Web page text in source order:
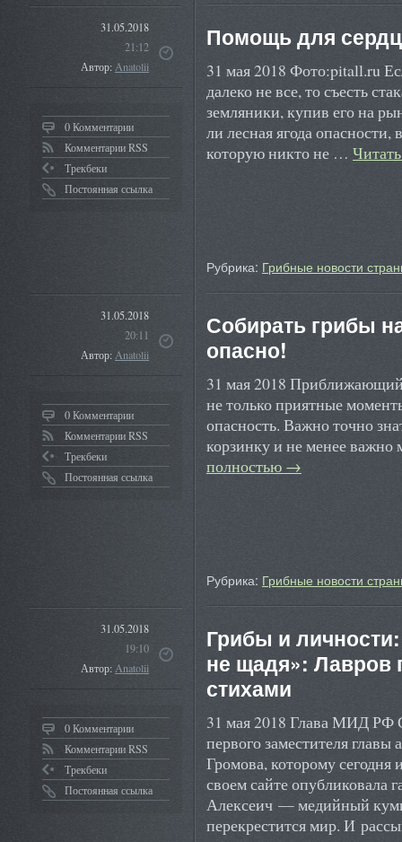
31.05.2018
21:12
Автор:Anatolii
0 Комментарии
Комментарии RSS
Трекбеки
Постоянная ссылка
Помощь для
31 мая 2018 Фото:pitall.ru
далеко не все, то съесть
земляники, купив его на
ли лесная ягода опасности,
которую никто не …
Рубрика: Грибные новости
31.05.2018
20:11
Автор:Anatolii
0 Комментарии
Комментарии RSS
Трекбеки
Постоянная ссылка
Собирать грибы
опасно!
31 мая 2018
не только приятные
опасность. Важно точно
корзинку и не менее
полностью →
Рубрика: Грибные новости
31.05.2018
19:10
Автор:Anatolii
0 Комментарии
Комментарии RSS
Трекбеки
Постоянная ссылка
Грибы и
не щадя»: Лавров
стихами
31 мая 2018 Глава МИД РФ
первого заместителя
Громова, которому сегодня
своем сайте опубликовала
Алексеич — медийный
перекрестится мир. И